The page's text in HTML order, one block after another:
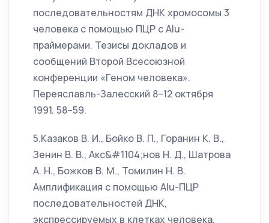
последовательностям ДНК хромосомы 3
человека с помощью ПЦР с Alu-
праймерами. Тезисы докладов и
сообщений Второй Всесоюзной
конференции «Геном человека».
Переяславль-Залесский 8–12 октября
1991. 58–59.
5.Казаков В. И., Бойко В. П., Горанин К. В.,
Зенин В. В., Акс&#1104;нов Н. Д., Шатрова
А. Н., Божков В. М., Томилин Н. В.
Амплификация с помощью Alu-ПЦР
последовательностей ДНК,
экспрессируемых в клетках человека.